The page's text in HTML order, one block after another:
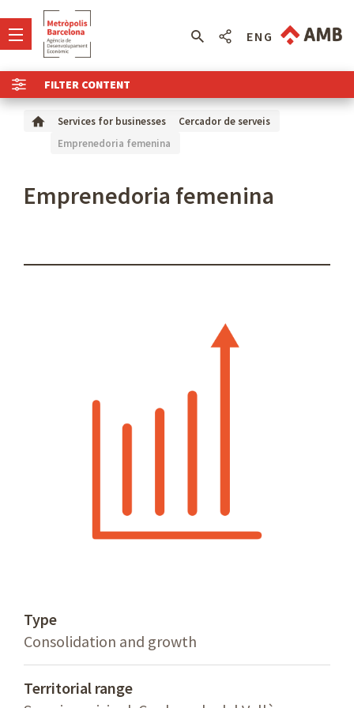
FILTER CONTENT
ENG
Services for businesses
Cercador de serveis
Emprenedoria femenina
Emprenedoria femenina
Type
Consolidation and growth
Territorial range